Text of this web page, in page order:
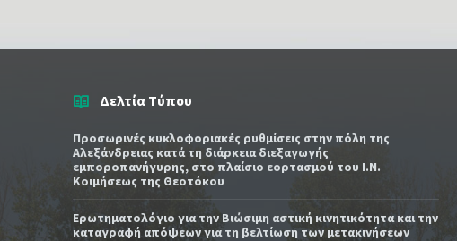
Δελτία Τύπου
Προσωρινές κυκλοφοριακές ρυθμίσεις στην πόλη της
Αλεξάνδρειας κατά τη διάρκεια διεξαγωγής
εμποροπανήγυρης, στο πλαίσιο εορτασμού του Ι.Ν.
Κοιμήσεως της Θεοτόκου
Ερωτηματολόγιο για την Βιώσιμη αστική κινητικότητα και την
καταγραφή απόψεων για τη βελτίωση των μετακινήσεων